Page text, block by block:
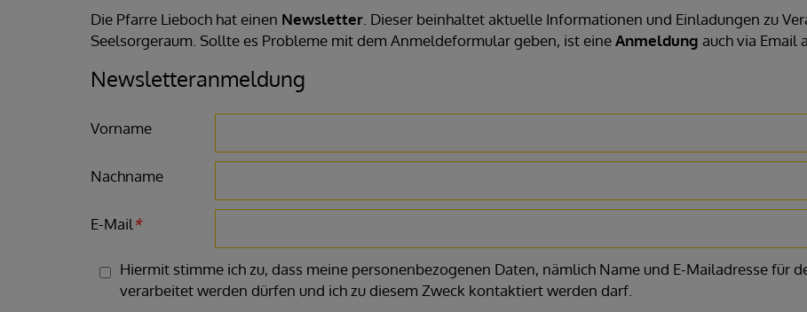
Die Pfarre Lieboch hat einen Newsletter . Dieser beinhaltet aktuelle Informationen und Einladungen zu
Seelsorgeraum. Sollte es Probleme mit dem Anmeldeformular geben, ist eineAnmeldung auch via Email
Newsletteranmeldung
Vorname
Nachname
E-Mail *
Hiermit stimme ich zu, dass meine personenbezogenen Daten, nämlich Name und E-Mailadresse für
verarbeitet werden dürfen und ich zu diesem Zweck kontaktiert werden darf.